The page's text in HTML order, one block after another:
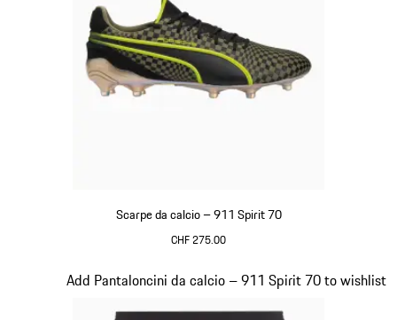
Scarpe da calcio – 911 Spirit 70
CHF 275.00
Add Pantaloncini da calcio – 911 Spirit 70 to wishlist
Diapositiva 3 di 8